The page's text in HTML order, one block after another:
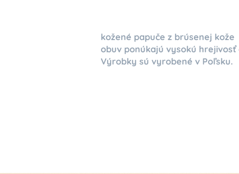
kožené papuče z brúsenej
obuv ponúkajú vysokú
Výrobky sú vyrobené v Poľsku.